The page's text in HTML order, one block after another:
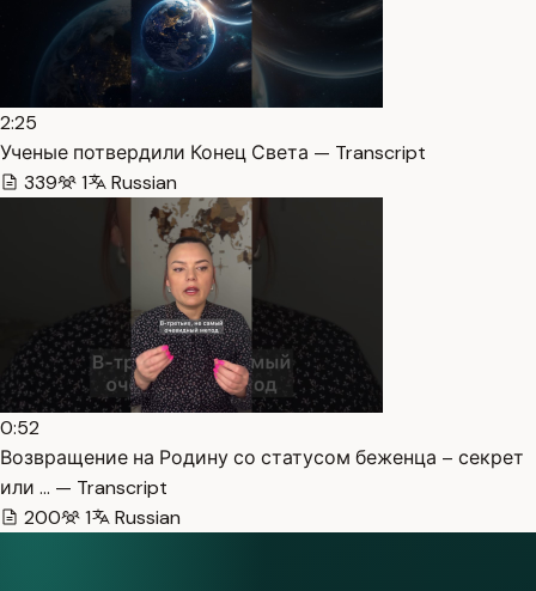
2:25
Ученые потвердили Конец Света — Transcript
339
1 Russian
0:52
Возвращение на Родину со статусом беженца – секрет
или … — Transcript
200
1 Russian